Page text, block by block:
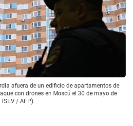
afuera de un edificio de apartamentos de
con drones en Moscú el 30 de mayo de
/ AFP).